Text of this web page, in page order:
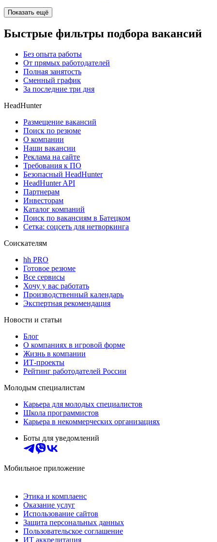
Показать ещё
Быстрые фильтры подбора вакансий
Без опыта работы
От прямых работодателей
Полная занятость
Сменный график
За последние три дня
HeadHunter
Размещение вакансий
Поиск по резюме
О компании
Наши вакансии
Реклама на сайте
Требования к ПО
Безопасный HeadHunter
HeadHunter API
Партнерам
Инвесторам
Каталог компаний
Поиск по вакансиям в Батецком
Сетка: соцсеть для нетворкинга
Соискателям
hh PRO
Готовое резюме
Все сервисы
Хочу у вас работать
Производственный календарь
Экспертная рекомендация
Новости и статьи
Блог
О компаниях в игровой форме
Жизнь в компании
ИТ-проекты
Рейтинг работодателей России
Молодым специалистам
Карьера для молодых специалистов
Школа программистов
Карьера в некоммерческих организациях
Боты для уведомлений
Мобильное приложение
Этика и комплаенс
Оказание услуг
Использование сайтов
Защита персональных данных
Пользовательское соглашение
ИТ аккредитация